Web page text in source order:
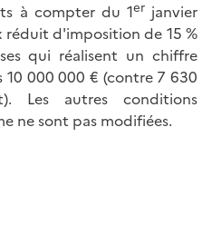
à compter du 1erjanvier
réduit d'imposition de 15 %
qui réalisent un chiffre
000 000 € (contre 7 630
Les autres conditions
ne sont pas modifiées.